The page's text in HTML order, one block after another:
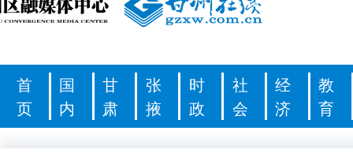
首
页
国
内
甘
肃
张
掖
时
政
社
会
经
济
教
育